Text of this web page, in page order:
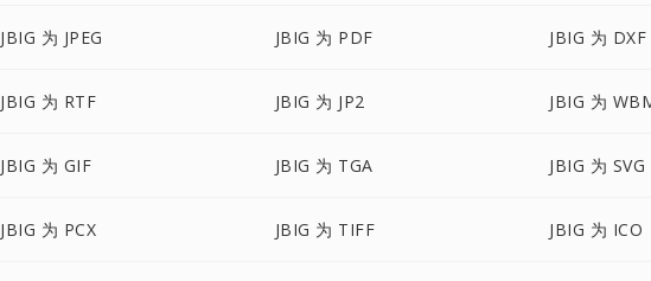
JBIG 为 JPEG JBIG 为 PDF JBIG 为 DXF
JBIG 为 RTF JBIG 为 JP2 JBIG 为
JBIG 为 GIF JBIG 为 TGA JBIG 为 SVG
JBIG 为 PCX JBIG 为 TIFF JBIG 为 ICO